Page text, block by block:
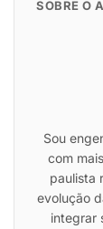
SOBRE O
Sou
com
paulista
evolução
integrar